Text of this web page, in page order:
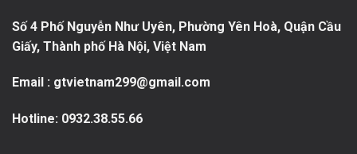
Số 4 Phố Nguyễn Như Uyên, Phường Yên Hoà, Quận Cầu
Giấy, Thành phố Hà Nội, Việt Nam
Email : gtvietnam299@gmail.com
Hotline: 0932.38.55.66